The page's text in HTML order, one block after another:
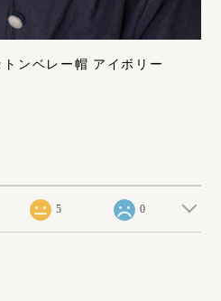
トンベレー帽 アイボリー
5 0